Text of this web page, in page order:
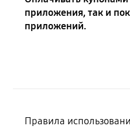
приложения, так и
приложений.
Правила